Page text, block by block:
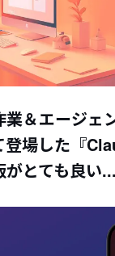
＆エージェ
登場した『
とても良い...